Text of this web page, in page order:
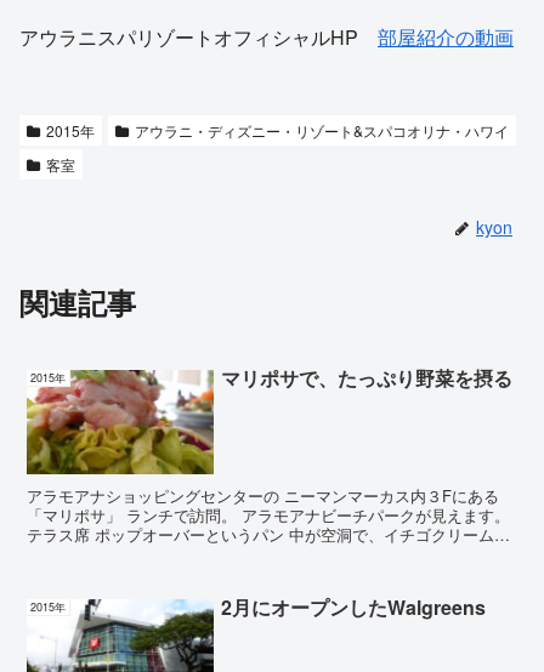
アウラニスパリゾートオフィシャルHP 部屋紹介の動画
2015年
アウラニ・ディズニー・リゾート&スパコオリナ・ハワイ
客室
kyon
関連記事
2015年 マリポサで、たっぷり野菜を摂る
アラモアナショッピングセンターの ニーマンマーカス内３Fにある
「マリポサ」 ランチで訪問。 アラモアナビーチパークが見えます。
テラス席 ポップオーバーというパン 中が空洞で、イチゴクリームが
2015年 2月にオープンしたWalgreens